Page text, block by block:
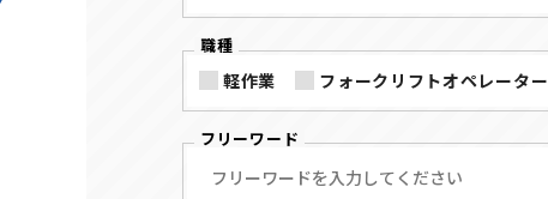
職種
軽作業 フォークリフトオペレーター
フリーワード